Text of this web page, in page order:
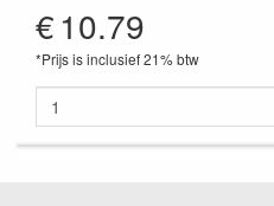
€10.79
*Prijs is inclusief 21% btw